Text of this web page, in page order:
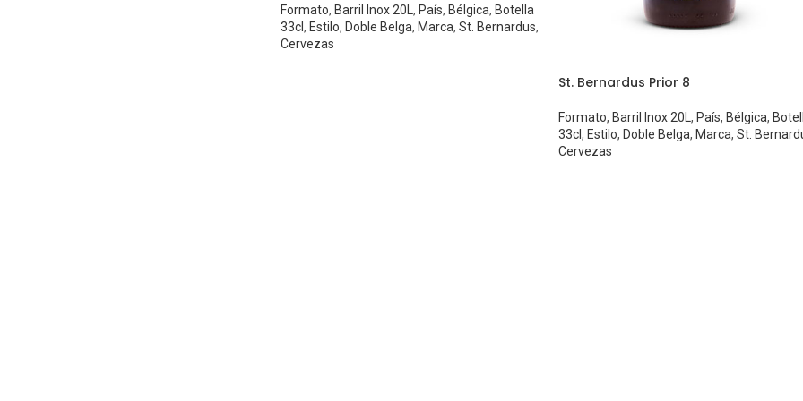
Formato, Barril Inox 20L , País, Bélgica, Botella
33cl, Estilo, Doble Belga, Marca, St. Bernardus,
Cervezas
St. Bernardus Prior 8
Formato, Barril Inox 20L , País, Bélgica,
33cl, Estilo, Doble Belga, Marca, St.
Cervezas